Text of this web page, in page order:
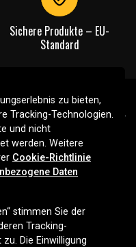
Sichere Produkte – EU-
Standard
und Zubehör in
großes Sortiment für
Fahrzeuge und mehr
Service. Sicher online
2006.
zu bieten,
Tracking-Technologien.
und nicht
werden. Weitere
Cookie-Richtlinie
Daten
stimmen Sie der
Tracking-
Die Einwilligung